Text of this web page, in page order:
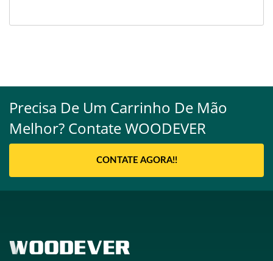
Precisa De Um Carrinho De Mão
Melhor? Contate WOODEVER
CONTATE AGORA!!